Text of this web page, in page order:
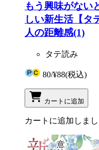
もう興味がない
しい新生活【タ
人の距離感(1)
タテ読み
80/¥88(税込)
カートに追加
カートに追加しま